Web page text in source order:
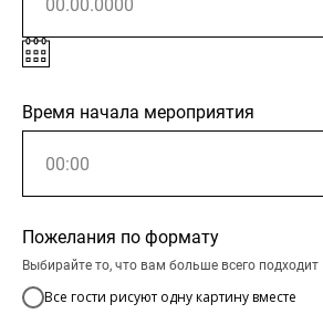
Время начала мероприятия
Пожелания по формату
Выбирайте то, что вам больше всего подходит
Все гости рисуют одну картину вместе